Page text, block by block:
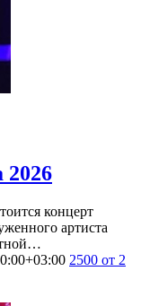
2026
концерт
артиста
2500 от 2